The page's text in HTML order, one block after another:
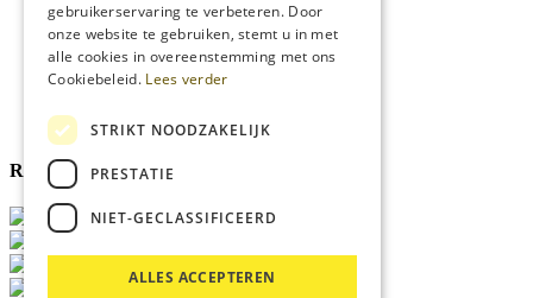
Home
Klantenservice
Over ons
Blog
Cookies
Reviewmerk
gebruikerservaring te verbeteren. Door
onze website te gebruiken, stemt u in met
alle cookies in overeenstemming met ons
Cookiebeleid. Lees verder
STRIKT NOODZAKELIJK
PRESTATIE
NIET-GECLASSIFICEERD
ALLES ACCEPTEREN